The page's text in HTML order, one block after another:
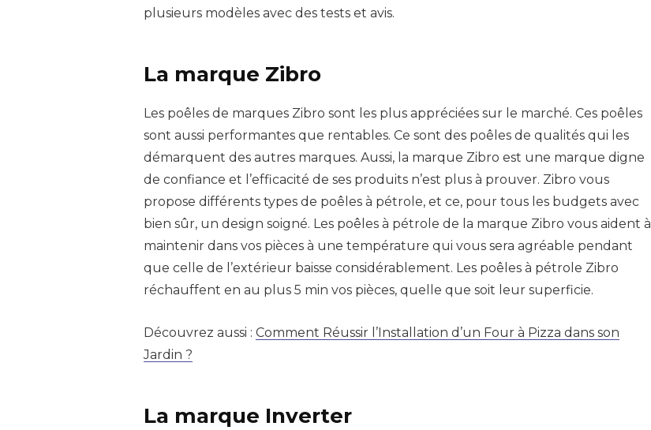
plusieurs modèles avec des tests et avis.
La marque Zibro
Les poêles de marques Zibro sont les plus appréciées sur le marché. Ces poêles
sont aussi performantes que rentables. Ce sont des poêles de qualités qui les
démarquent des autres marques. Aussi, la marque Zibro est une marque digne
de confiance et l’efficacité de ses produits n’est plus à prouver. Zibro vous
propose différents types de poêles à pétrole, et ce, pour tous les budgets avec
bien sûr, un design soigné. Les poêles à pétrole de la marque Zibro vous aident à
maintenir dans vos pièces à une température qui vous sera agréable pendant
que celle de l’extérieur baisse considérablement. Les poêles à pétrole Zibro
réchauffent en au plus 5 min vos pièces, quelle que soit leur superficie.
Découvrez aussi : Comment Réussir l’Installation d’un Four à Pizza dans son
Jardin ?
La marque Inverter